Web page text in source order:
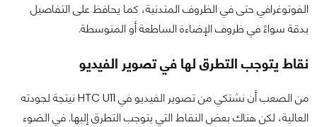
الفوتوغرافي حتى في الظروف المتدنية، كما يحافظ على التفاصيل
بدقة سواءً في ظروف الإضاءة الساطعة أو المتوسطة.
نقاط يتوجب التطرق لها في تصوير الفيديو
من الصعب أن نشتكي من تصوير الفيديو في HTC U11 نيتجة لجودته
العالية، لكن هناك بعض النقاط التي يتوجب التطرق إليها. في الضوء